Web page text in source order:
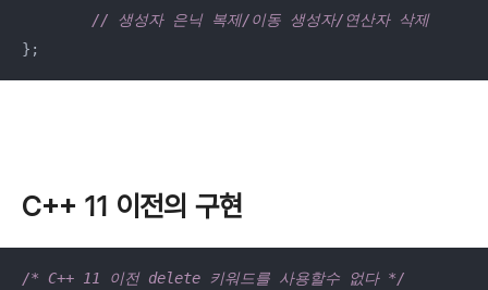
// 생성자 은닉 복제/이동 생성자/연산자 삭제
C++ 11 이전의 구현
/* C++ 11 이전 delete 키워드를 사용할수 없다 */